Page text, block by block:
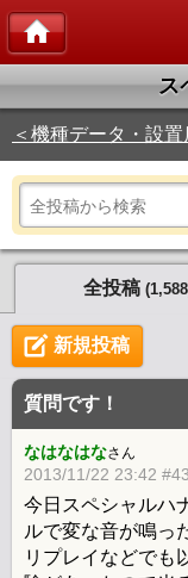
ス
＜機種データ・設置
全投稿
新規投稿
質問です！
なはなはなさん
2013/11/22 23:42
今日スペシャルハ
ルで変な音が鳴っ
リプレイなどでも